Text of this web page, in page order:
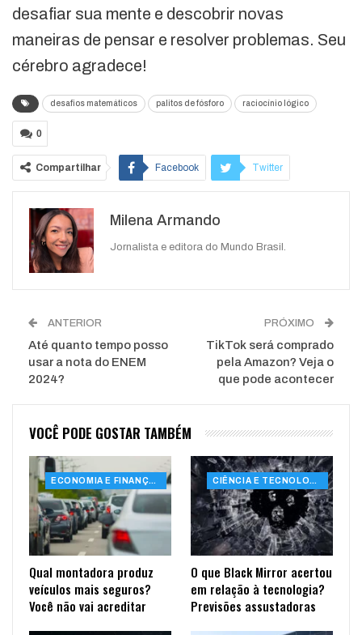
desafiar sua mente e descobrir novas
maneiras de pensar e resolver problemas. Seu
cérebro agradece!
desafios matemáticos palitos de fósforo raciocínio lógico
0
Compartilhar Facebook Twitter
WhatsApp
Milena Armando
Jornalista e editora do Mundo Brasil.
ANTERIOR
Até quanto tempo posso
usar a nota do ENEM
2024?
PRÓXIMO
TikTok será comprado
pela Amazon? Veja o
que pode acontecer
VOCÊ PODE GOSTAR TAMBÉM
ECONOMIA E FINANÇAS
Qual montadora produz
veículos mais seguros?
Você não vai acreditar
CIÊNCIA E TECNOLOGIA
O que Black Mirror acertou
em relação à tecnologia?
Previsões assustadoras